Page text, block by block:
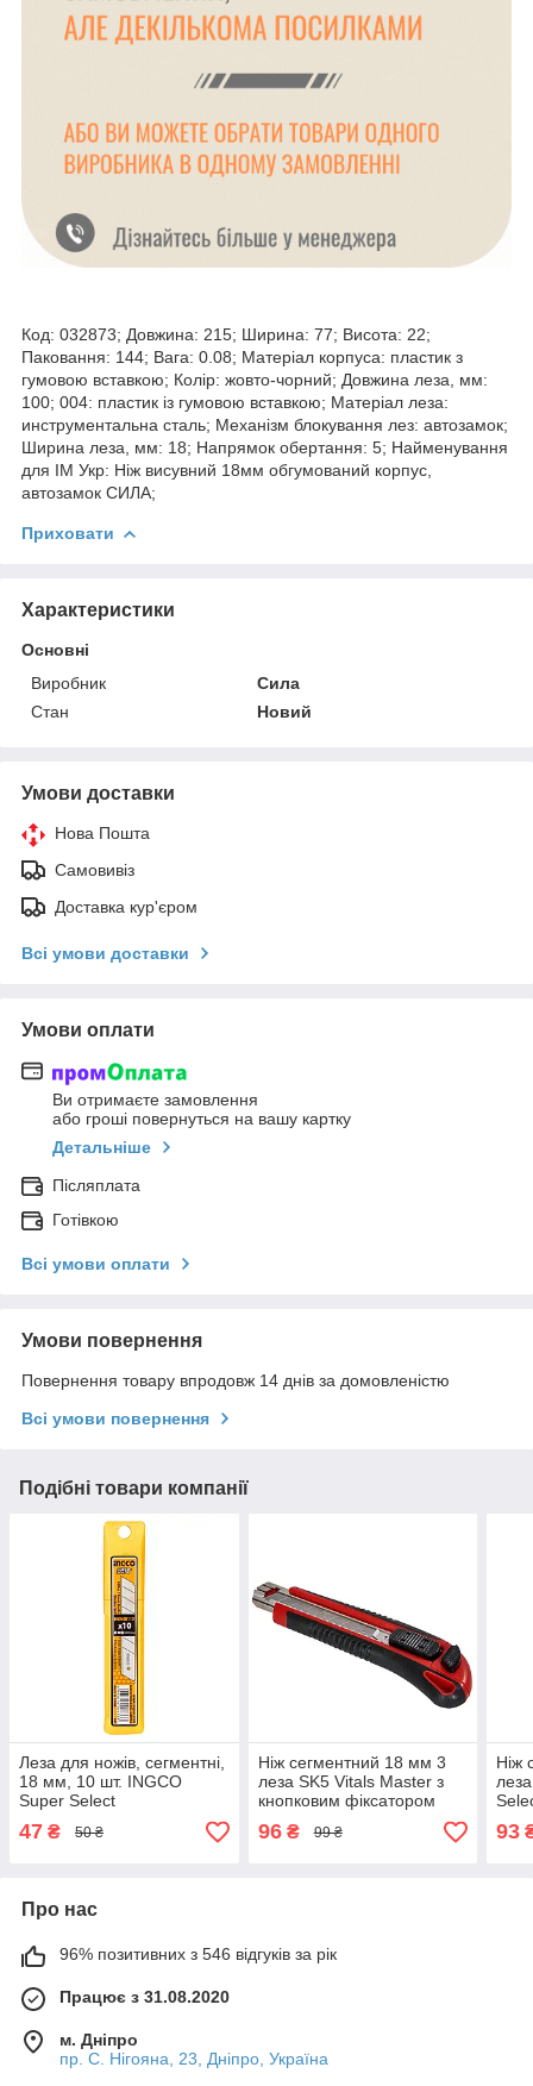
Код: 032873; Довжина: 215; Ширина: 77; Висота: 22;
Паковання: 144; Вага: 0.08; Матеріал корпуса: пластик з
гумовою вставкою; Колір: жовто-чорний; Довжина леза, мм:
100; 004: пластик із гумовою вставкою; Матеріал леза:
инструментальна сталь; Механізм блокування лез: автозамок;
Ширина леза, мм: 18; Напрямок обертання: 5; Найменування
для ІМ Укр: Ніж висувний 18мм обгумований корпус,
автозамок СИЛА;
Приховати
Характеристики
Основні
Виробник
Сила
Стан
Новий
Умови доставки
Нова Пошта
Самовивіз
Доставка кур'єром
Всі умови доставки
Умови оплати
Ви отримаєте замовлення
або гроші повернуться на вашу картку
Детальніше
Післяплата
Готівкою
Всі умови оплати
Умови повернення
Повернення товару впродовж 14 днів за домовленістю
Всі умови повернення
Подібні товари компанії
Леза для ножів, сегментні,
18 мм, 10 шт. INGCO
Super Select
47 ₴ 50 ₴
Ніж сегментний 18 мм 3
леза SK5 Vitals Master з
кнопковим фіксатором
96₴ 99 ₴
Ніж
93
Про нас
96% позитивних з 546 відгуків за рік
Працює з 31.08.2020
м. Дніпро
пр. С. Нігояна, 23, Дніпро, Україна